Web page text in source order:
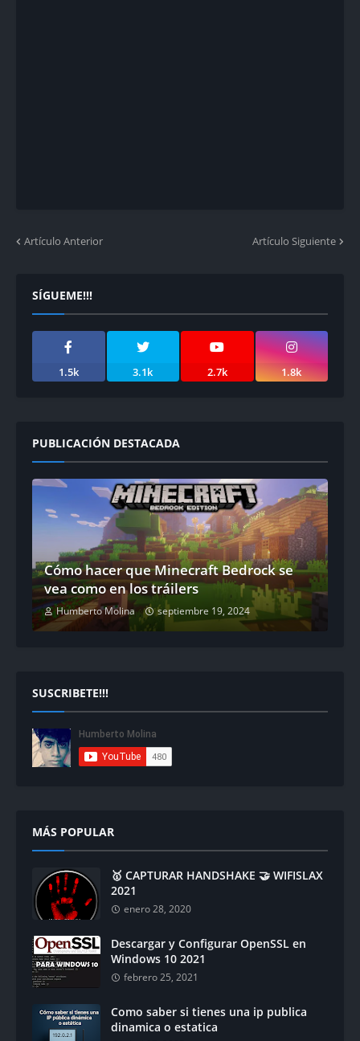
Artículo Anterior Artículo Siguiente
SÍGUEME!!!
1.5k 3.1k 2.7k 1.8k
PUBLICACIÓN DESTACADA
Cómo hacer que Minecraft Bedrock se
vea como en los tráilers
Humberto Molina septiembre 19, 2024
SUSCRIBETE!!!
MÁS POPULAR
🥇 CAPTURAR HANDSHAKE 🤝 WIFISLAX
2021
enero 28, 2020
Descargar y Configurar OpenSSL en
Windows 10 2021
febrero 25, 2021
Como saber si tienes una ip publica
dinamica o estatica